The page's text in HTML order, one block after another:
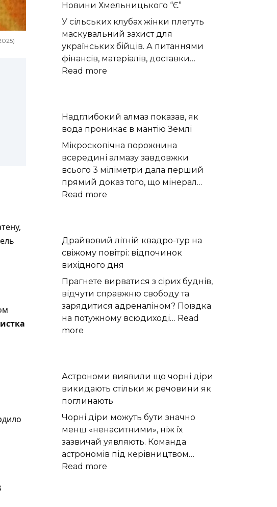
Новини Хмельницького “Є”
У сільських клубах жінки плетуть
маскувальний захист для
українських бійців. А питаннями
фінансів, матеріалів, доставки…
Read more
бійців:
волонтери
з
Поділля
щодня
стають
Хмельницького
“Є”
Надглибокий алмаз показав, як
вода проникає в мантію Землі
Мікроскопічна порожнина
всередині алмазу завдовжки
всього 3 міліметри дала перший
прямий доказ того, що мінерал…
Read more
як
вода
проникає
в
мантію
Землі
Драйвовий літній квадро-тур на
свіжому повітрі: відпочинок
вихідного дня
Прагнете вирватися з сірих буднів,
відчути справжню свободу та
зарядитися адреналіном? Поїздка
на потужному всюдиході… Read
more
тур
на
свіжому
повітрі:
відпочинок
вихідного
дня
Астрономи виявили що чорні діри
викидають стільки ж речовини як
поглинають
Чорні діри можуть бути значно
менш «ненаситними», ніж їх
зазвичай уявляють. Команда
астрономів під керівництвом…
Read more